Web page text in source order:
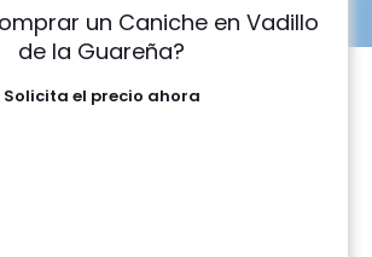
un Caniche en Vadillo
de la Guareña?
Solicita el precio ahora